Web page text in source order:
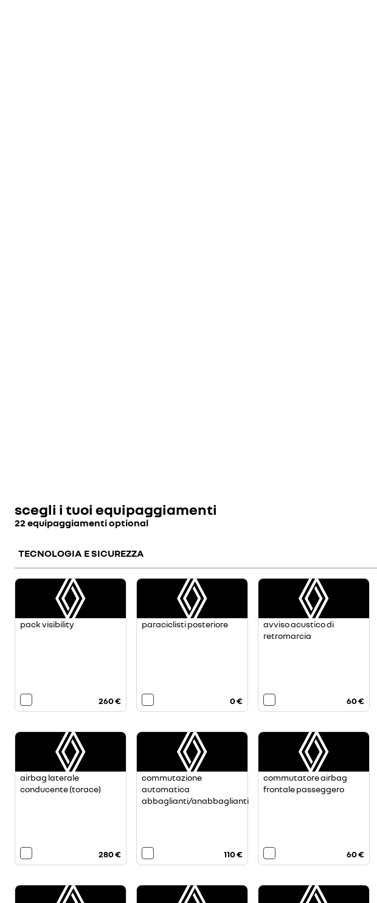
scegli i tuoi equipaggiamenti
22 equipaggiamenti optional
TECNOLOGIA E SICUREZZA
pack visibility
260 €
paraciclisti posteriore
0 €
avviso acustico di
retromarcia
60 €
airbag laterale
conducente (torace)
280 €
commutazione
automatica
abbaglianti/anabbaglianti
110 €
commutatore airbag
frontale passeggero
60 €